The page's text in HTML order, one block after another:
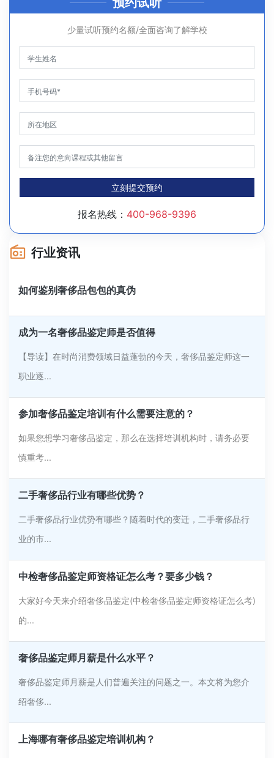
少量试听预约名额/全面咨询了解学校
立刻提交预约
报名热线： 400-968-9396
行业资讯
如何鉴别奢侈品包包的真伪
成为一名奢侈品鉴定师是否值得
【导读】在时尚消费领域日益蓬勃的今天，奢侈品鉴定师这一
职业逐...
参加奢侈品鉴定培训有什么需要注意的？
如果您想学习奢侈品鉴定，那么在选择培训机构时，请务必要
慎重考...
二手奢侈品行业有哪些优势？
二手奢侈品行业优势有哪些？随着时代的变迁，二手奢侈品行
业的市...
中检奢侈品鉴定师资格证怎么考？要多少钱？
大家好今天来介绍奢侈品鉴定(中检奢侈品鉴定师资格证怎么考)
的...
奢侈品鉴定师月薪是什么水平？
奢侈品鉴定师月薪是人们普遍关注的问题之一。本文将为您介
绍奢侈...
上海哪有奢侈品鉴定培训机构？